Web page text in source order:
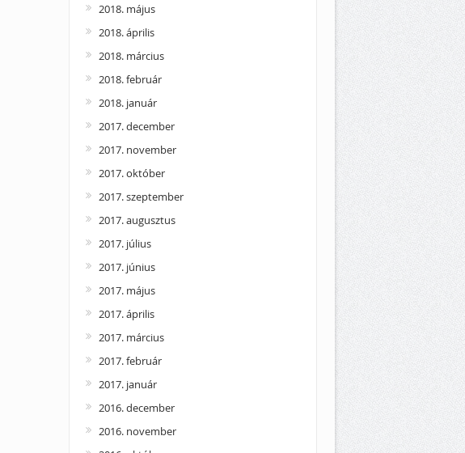
2018. május
2018. április
2018. március
2018. február
2018. január
2017. december
2017. november
2017. október
2017. szeptember
2017. augusztus
2017. július
2017. június
2017. május
2017. április
2017. március
2017. február
2017. január
2016. december
2016. november